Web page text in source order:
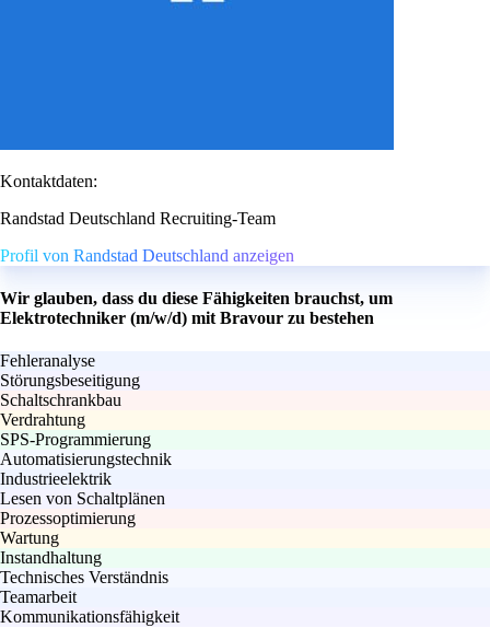
Kontaktdaten:
Randstad Deutschland Recruiting-Team
Profil von Randstad Deutschland anzeigen
Wir glauben, dass du diese Fähigkeiten brauchst, um
Elektrotechniker (m/w/d) mit Bravour zu bestehen
Fehleranalyse
Störungsbeseitigung
Schaltschrankbau
Verdrahtung
SPS-Programmierung
Automatisierungstechnik
Industrieelektrik
Lesen von Schaltplänen
Prozessoptimierung
Wartung
Instandhaltung
Technisches Verständnis
Teamarbeit
Kommunikationsfähigkeit